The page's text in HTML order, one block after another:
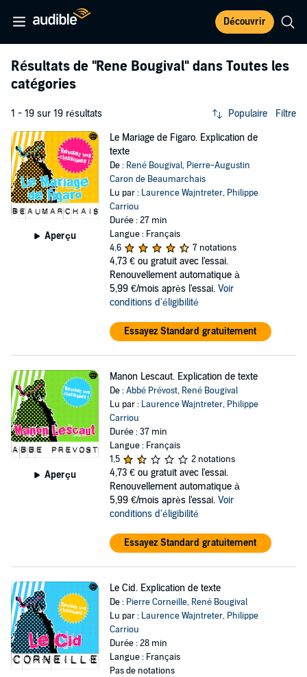
Découvrir
Résultats de "Rene Bougival" dans Toutes les
catégories
1 - 19 sur 19 résultats Populaire Filtre
Aperçu
Le Mariage de Figaro. Explication de
texte
De : René Bougival, Pierre-Augustin
Caron de Beaumarchais
Lu par : Laurence Wajntreter, Philippe
Carriou
Durée : 27 min
Langue : Français
4,6
7 notations
4,73 € ou gratuit avec l'essai.
Renouvellement automatique à
5,99 €/mois après l'essai. Voir
conditions d'éligibilité
Essayez Standard gratuitement
Aperçu
Manon Lescaut. Explication de texte
De :Abbé Prévost, René Bougival
Lu par : Laurence Wajntreter, Philippe
Carriou
Durée : 37 min
Langue : Français
1,5
2 notations
4,73 € ou gratuit avec l'essai.
Renouvellement automatique à
5,99 €/mois après l'essai. Voir
conditions d'éligibilité
Essayez Standard gratuitement
Le Cid. Explication de texte
De : Pierre Corneille, René Bougival
Lu par : Laurence Wajntreter, Philippe
Carriou
Durée : 28 min
Langue : Français
Pas de notations